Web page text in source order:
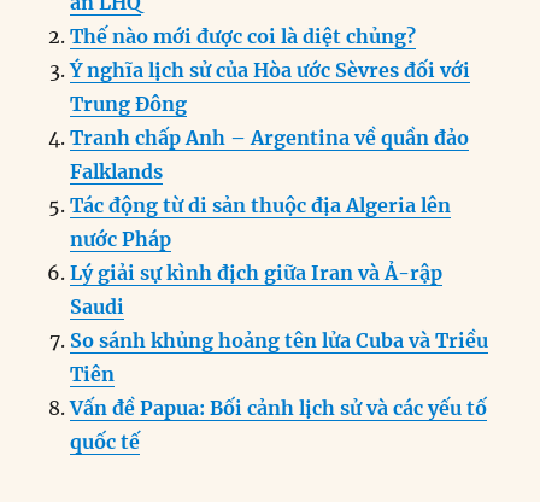
b
o
o
k
d
I
n
n
g
A
p
r
a
Thế nào mới được coi là diệt chủng?
Ý nghĩa lịch sử của Hòa ước Sèvres đối với
Trung Đông
Tranh chấp Anh – Argentina về quần đảo
Falklands
Tác động từ di sản thuộc địa Algeria lên
nước Pháp
Lý giải sự kình địch giữa Iran và Ả-rập
Saudi
So sánh khủng hoảng tên lửa Cuba và Triều
Tiên
Vấn đề Papua: Bối cảnh lịch sử và các yếu tố
quốc tế